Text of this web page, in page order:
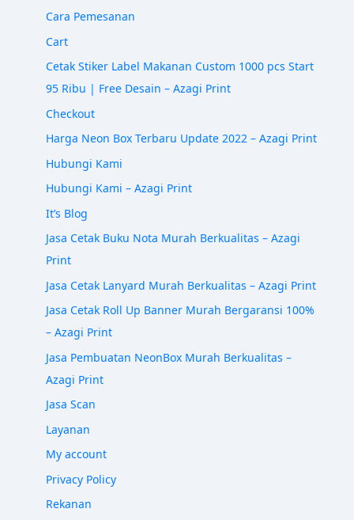
Cara Pemesanan
Cart
Cetak Stiker Label Makanan Custom 1000 pcs Start
95 Ribu | Free Desain – Azagi Print
Checkout
Harga Neon Box Terbaru Update 2022 – Azagi Print
Hubungi Kami
Hubungi Kami – Azagi Print
It’s Blog
Jasa Cetak Buku Nota Murah Berkualitas – Azagi
Print
Jasa Cetak Lanyard Murah Berkualitas – Azagi Print
Jasa Cetak Roll Up Banner Murah Bergaransi 100%
– Azagi Print
Jasa Pembuatan NeonBox Murah Berkualitas –
Azagi Print
Jasa Scan
Layanan
My account
Privacy Policy
Rekanan